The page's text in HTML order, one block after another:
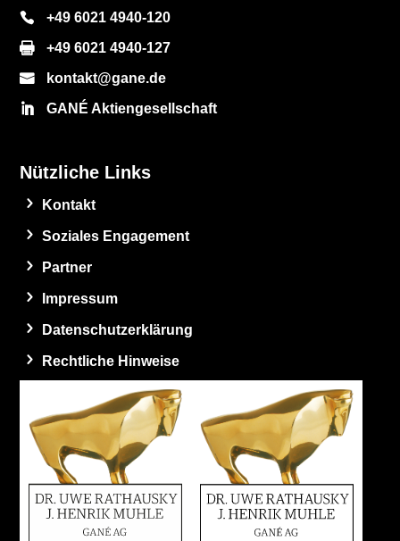
+49 6021 4940-120
+49 6021 4940-127
kontakt@gane.de
GANÉ Aktiengesellschaft
Nützliche Links
Kontakt
Soziales Engagement
Partner
Impressum
Datenschutzerklärung
Rechtliche Hinweise